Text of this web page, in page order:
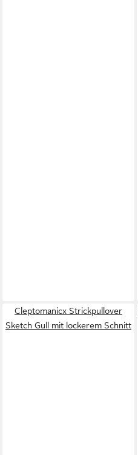
Cleptomanicx Strickpullover
Sketch Gull mit lockerem Schnitt